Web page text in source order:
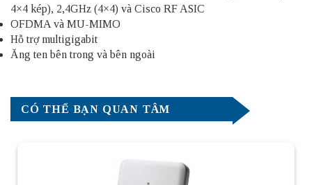
4×4 kép), 2,4GHz (4×4) và Cisco RF ASIC
OFDMA và MU-MIMO
Hỗ trợ multigigabit
Ăng ten bên trong và bên ngoài
CÓ THỂ BẠN QUAN TÂM